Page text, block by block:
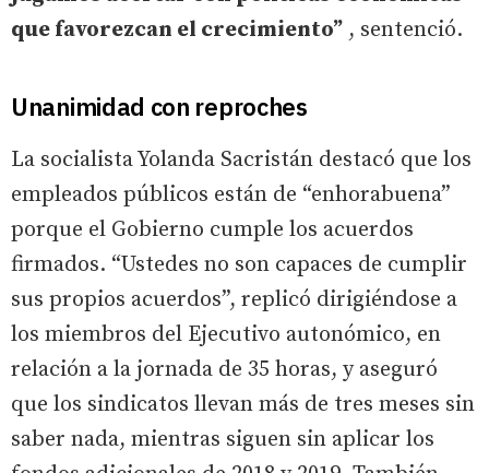
que favorezcan el crecimiento” , sentenció.
Unanimidad con reproches
La socialista Yolanda Sacristán destacó que los
empleados públicos están de “enhorabuena”
porque el Gobierno cumple los acuerdos
firmados. “Ustedes no son capaces de cumplir
sus propios acuerdos”, replicó dirigiéndose a
los miembros del Ejecutivo autonómico, en
relación a la jornada de 35 horas, y aseguró
que los sindicatos llevan más de tres meses sin
saber nada, mientras siguen sin aplicar los